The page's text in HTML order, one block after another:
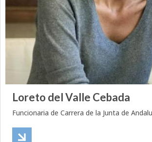
Loreto del Valle Cebada
Funcionaria de Carrera de la Junta de